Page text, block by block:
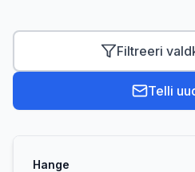
Filtreeri
Telli
Hange